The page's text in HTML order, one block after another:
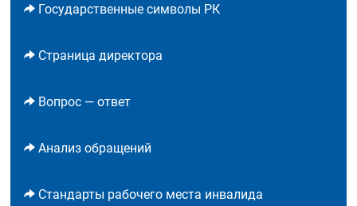
Государственные символы РК
Страница директора
Вопрос — ответ
Анализ обращений
Стандарты рабочего места инвалида